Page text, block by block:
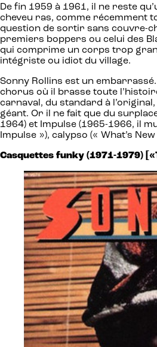
De fin 1959 à 1961, il ne reste
cheveu ras, comme récemment
question de sortir sans couvre-
premiers boppers ou celui des
qui comprime un corps trop
intégriste ou idiot du village.
Sonny Rollins est un
chorus où il brasse toute
carnaval, du standard à
géant. Or il ne fait que du
1964) et Impulse (1965-1966, il
Impulse »), calypso (« What’s
Casquettes funky (1971-1979)